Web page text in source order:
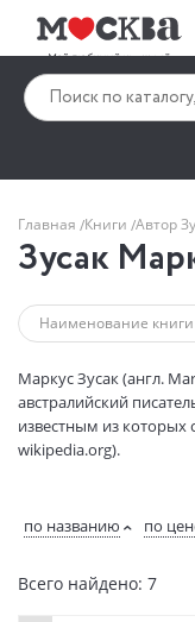
Главная Книги Автор
Зусак
Маркус Зусак (англ.
австралийский
известным из которых
wikipedia.org).
по названию по
Всего найдено: 7